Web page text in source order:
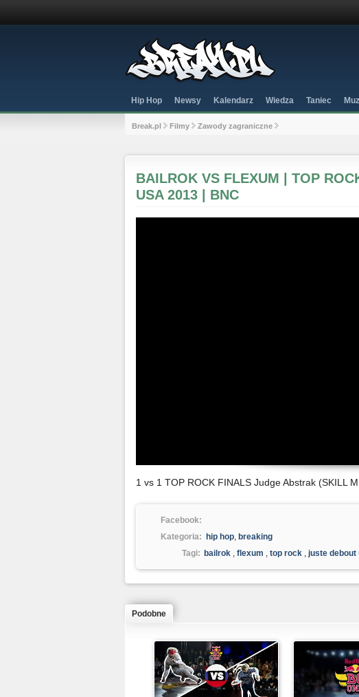
Hip Hop Newsy Kalendarz Wiedza Taniec
Break.pl Filmy Zawody zagraniczne
BAILROK VS FLEXUM | TOP
USA 2013 | BNC
1 vs 1 TOP ROCK FINALS Judge Abstrak (SKILL
Facebook:
Kategoria:
hip hop, breaking
Tagi: bailrok , flexum , top rock , juste debout
Podobne